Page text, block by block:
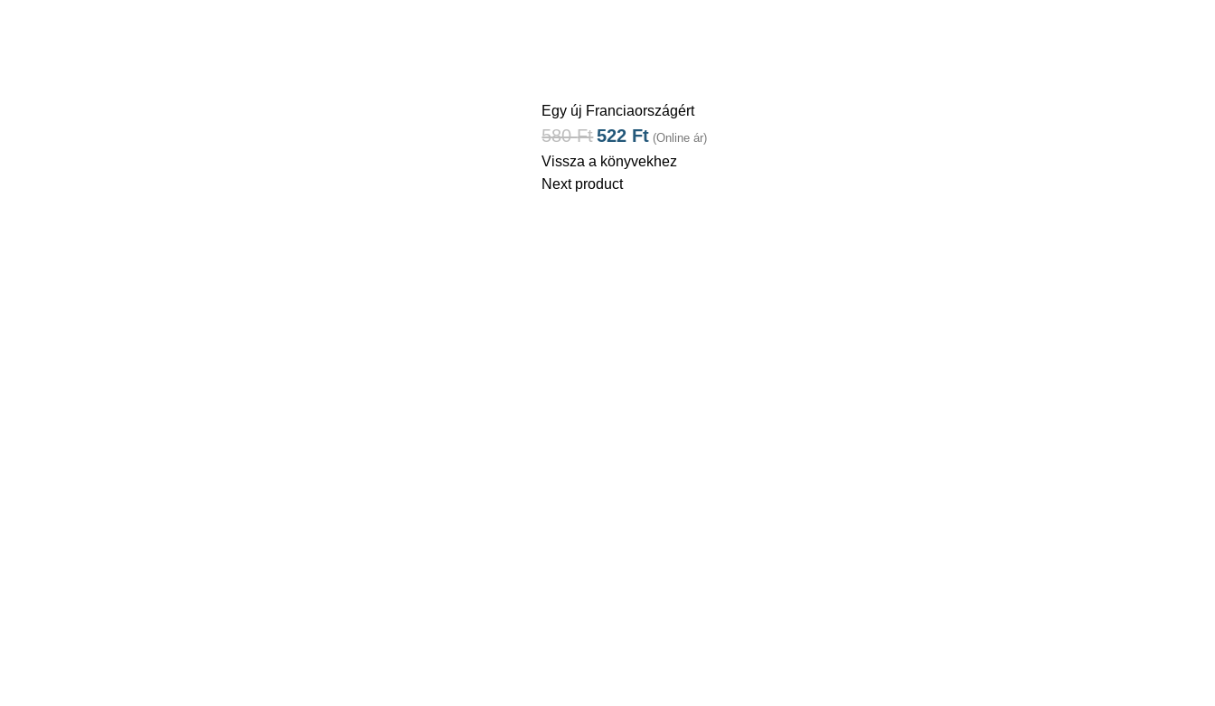
Egy új Franciaországért
580Ft522 Ft (Online ár)
Vissza a könyvekhez
Next product